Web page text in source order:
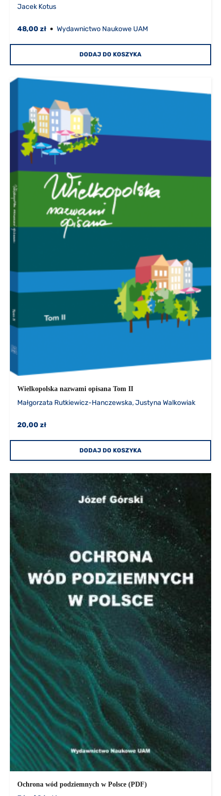
Jacek Kotus
48,00 zł Wydawnictwo Naukowe UAM
DODAJ DO KOSZYKA
Wielkopolska nazwami opisana Tom II
Małgorzata Rutkiewicz-Hanczewska, Justyna Walkowiak
20,00 zł
DODAJ DO KOSZYKA
Ochrona wód podziemnych w Polsce (PDF)